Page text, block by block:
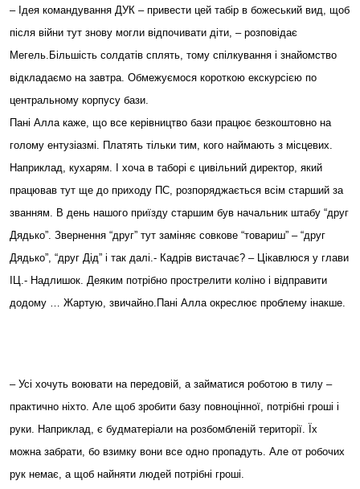
– Ідея командування ДУК – привести цей табір в божеський вид, щоб
після війни тут знову могли відпочивати діти, – розповідає
Мегель.Більшість солдатів сплять, тому спілкування і знайомство
відкладаємо на завтра. Обмежуємося короткою екскурсією по
центральному корпусу бази.
Пані Алла каже, що все керівництво бази працює безкоштовно на
голому ентузіазмі. Платять тільки тим, кого наймають з місцевих.
Наприклад, кухарям. І хоча в таборі є цивільний директор, який
працював тут ще до приходу ПС, розпоряджається всім старший за
званням. В день нашого приїзду старшим був начальник штабу “друг
Дядько”. Звернення “друг” тут заміняє совкове “товариш” – “друг
Дядько”, “друг Дід” і так далі.- Кадрів вистачає? – Цікавлюся у глави
ІЦ.- Надлишок. Деяким потрібно прострелити коліно і відправити
додому … Жартую, звичайно.Пані Алла окреслює проблему інакше.
– Усі хочуть воювати на передовій, а займатися роботою в тилу –
практично ніхто. Але щоб зробити базу повноцінної, потрібні гроші і
руки. Наприклад, є будматеріали на розбомбленій території. Їх
можна забрати, бо взимку вони все одно пропадуть. Але от робочих
рук немає, а щоб найняти людей потрібні гроші.